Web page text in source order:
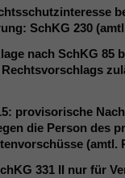
SchKG 230
nach SchKG 85
provisorische
die Person des
(amtl.
331 II nur für